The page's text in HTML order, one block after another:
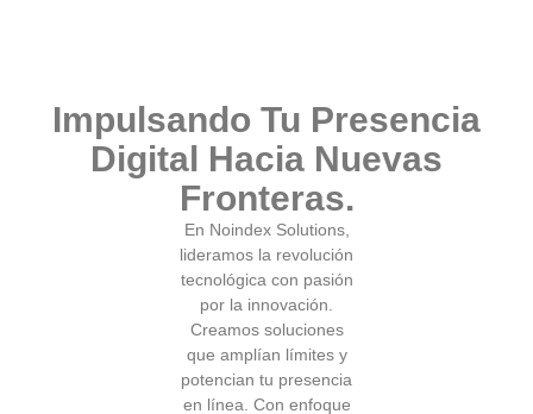
Impulsando Tu Presencia
Digital Hacia Nuevas
Fronteras.
En Noindex Solutions,
lideramos la revolución
tecnológica con pasión
por la innovación.
Creamos soluciones
que amplían límites y
potencian tu presencia
en línea. Con enfoque